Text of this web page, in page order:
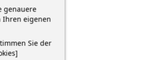
genauere
Ihren eigenen
Sie der